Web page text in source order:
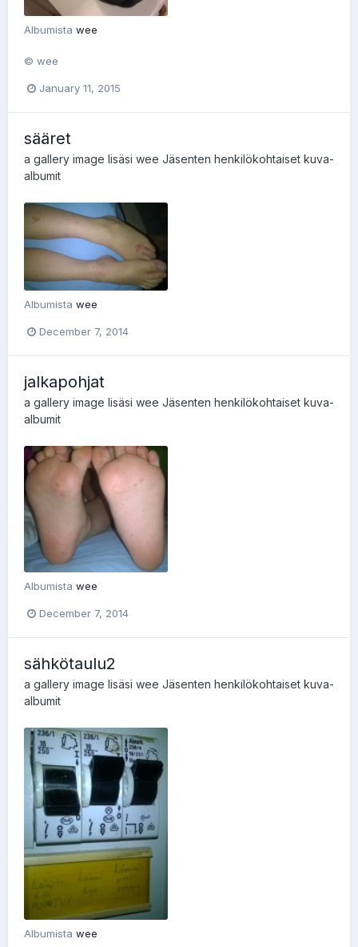
Albumista wee
© wee
January 11, 2015
sääret
a gallery image lisäsi wee Jäsenten henkilökohtaiset kuva-
albumit
Albumista wee
December 7, 2014
jalkapohjat
a gallery image lisäsi wee Jäsenten henkilökohtaiset kuva-
albumit
Albumista wee
December 7, 2014
sähkötaulu2
a gallery image lisäsi wee Jäsenten henkilökohtaiset kuva-
albumit
Albumista wee